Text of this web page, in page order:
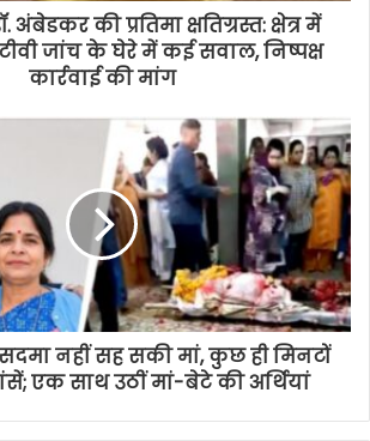
की प्रतिमा क्षतिग्रस्त: क्षेत्र में
जांच के घेरे में कई सवाल, निष्पक्ष
कार्रवाई की मांग
नहीं सह सकी मां, कुछ ही मिनटों
एक साथ उठीं मां-बेटे की अर्थियां